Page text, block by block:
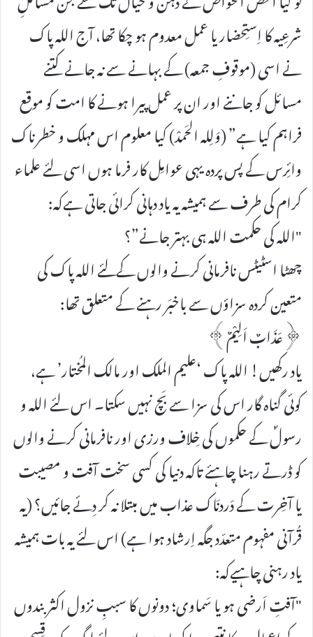
شرعِیہ کا اِستِحضار یا عمل معدوم ہو چکا تھا، آج اللہ پاک
نے اسی (موقوفِ جمعہ) کے بہانے سے نہ جانے کتنے
مسائل کو جاننے اور ان پر عمل پیرا ہونے کا امت کو موقع
فراہم کیا ہے” (وَلِلہ الحَمدْ) کیا معلوم اس مہلک و خطرناک
وائِرس کے پس پردہ یہی عوامِل کار فرما ہوں اسی لئے علماء
کرام کی طرف سے ہمیشہ یہ یاد دہانی کرائی جاتی ہےکہ:
"اللہ کی حکمت اللہ ہی بہتر جانے”؟
چھٹا اسٹیٹس نافرمانی کرنے والوں کےلئے اللہ پاک کی
متعین کردہ سزاؤں سے باخبَر رہنے کے متعلق تھا:
﴿عَذَابٌ اَلِیْمٌ﴾
یاد رکھیں! اللہ پاک ‘علیم الملک اور مالک المُختار’ ہے،
کوئی گناہ گار اس کی سزا سے بَچ نہیں سکتا۔ اس لئے اللہ و
رسولؐ کے حکموں کی خِلاف ورزی اور نافرمانی کرنے والوں
کو ڈرتے رہنا چاہئے تاکہ دنیا کی کسی سخت آفت و مصیبت
یا آخِرت کے دَردنَاک عذاب میں مبتلا نہ کر دِئے جائیں؟ (یہ
قُرآنی مفہوم متعدّد جگہ اِرشاد ہوا ہے) اس لئے یہ بات ہمیشہ
یاد رہنی چاہیےکہ:
"آفتِ اَرضی ہو یا سَماوی؛ دونوں کا سببِ نزول اکثر بندوں